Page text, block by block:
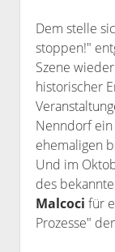
Dem stelle
stoppen!"
Szene
historischer
Nenndorf
ehemaligen
Und im
des
Malcoci für
Prozesse"